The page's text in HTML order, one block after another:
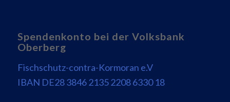
Spendenkonto bei der Volksbank
Oberberg
Fischschutz-contra-Kormoran e.V
IBAN DE28 3846 2135 2208 6330 18